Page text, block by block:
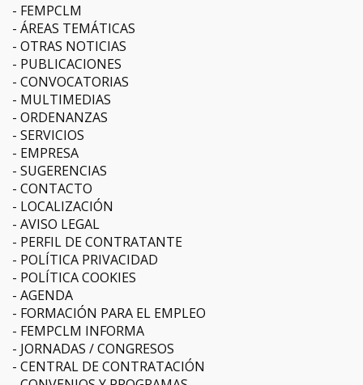
FEMPCLM
ÁREAS TEMÁTICAS
OTRAS NOTICIAS
PUBLICACIONES
CONVOCATORIAS
MULTIMEDIAS
ORDENANZAS
SERVICIOS
EMPRESA
SUGERENCIAS
CONTACTO
LOCALIZACIÓN
AVISO LEGAL
PERFIL DE CONTRATANTE
POLÍTICA PRIVACIDAD
POLÍTICA COOKIES
AGENDA
FORMACIÓN PARA EL EMPLEO
FEMPCLM INFORMA
JORNADAS / CONGRESOS
CENTRAL DE CONTRATACIÓN